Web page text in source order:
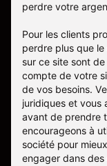
perdre votre
Pour les clients
perdre plus que
sur ce site sont
compte de votre
de vos besoins.
juridiques et vous
avant de prendre
encourageons à
société pour
engager dans